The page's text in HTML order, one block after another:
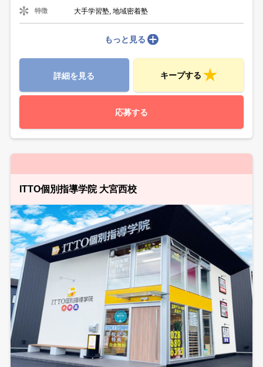
特徴 大手学習塾, 地域密着塾
もっと見る
詳細を見る キープする
応募する
ITTO個別指導学院 大宮西校